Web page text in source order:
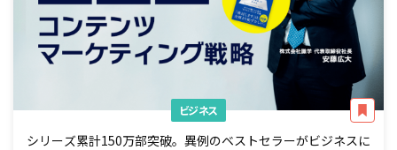
ビジネス
シリーズ累計150万部突破。異例のベストセラーがビジネスに